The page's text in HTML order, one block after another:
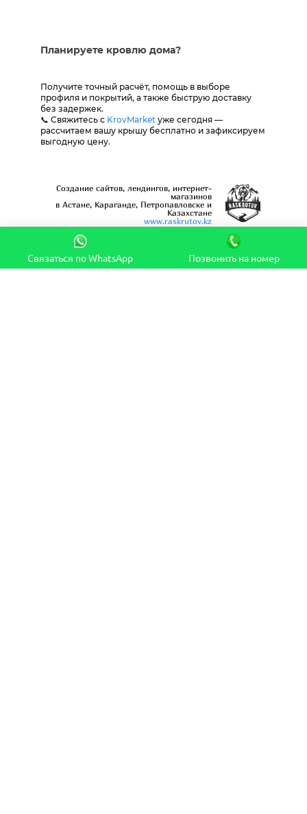
Планируете кровлю дома?
Получите точный расчёт, помощь в выборе
профиля и покрытий, а также быструю доставку
без задержек.
📞 Свяжитесь с KrovMarket уже сегодня —
рассчитаем вашу крышу бесплатно и зафиксируем
выгодную цену.
Создание сайтов, лендингов, интернет-
магазинов
в Астане, Караганде, Петропавловске и
Казахстане
www.raskrutov.kz
Связаться по WhatsApp Позвонить на номер